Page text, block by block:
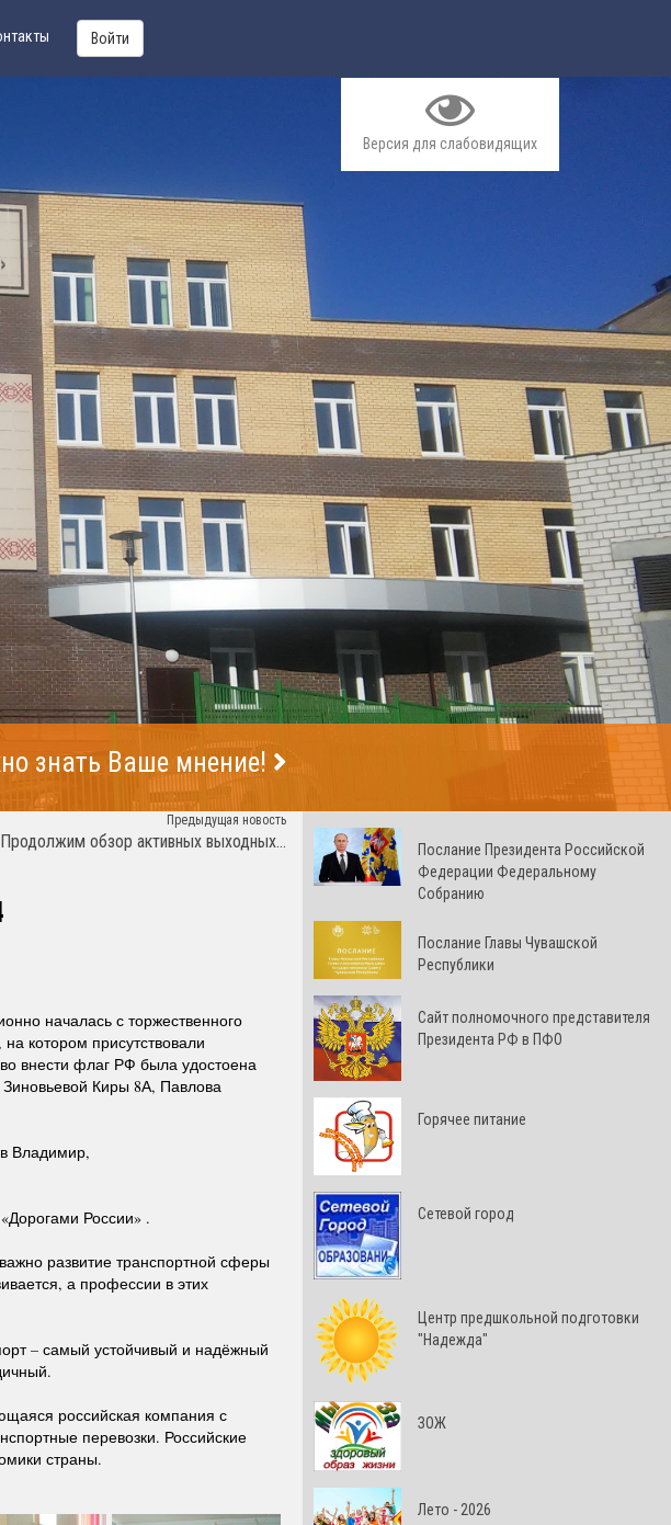
Войти
Версия для слабовидящих
знать Ваше мнение!
Предыдущая новость
Продолжим обзор активных выходных...
онно началась с торжественного
котором присутствовали
внести флаг РФ была удостоена
Киры 8А, Павлова
Владимир,
России» .
развитие транспортной сферы
а профессии в этих
– самый устойчивый и надёжный
российская компания с
перевозки. Российские
страны.
Послание Президента Российской
Федерации Федеральному
Собранию
Послание Главы Чувашской
Республики
Cайт полномочного представителя
Президента РФ в ПФО
Горячее питание
Сетевой город
Центр предшкольной подготовки
"Надежда"
ЗОЖ
Лето - 2026